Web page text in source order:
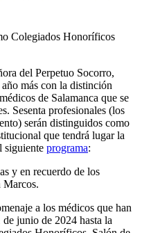
Colegiados Honoríficos
del Perpetuo Socorro,
más con la distinción
de Salamanca que se
Sesenta profesionales (los
serán distinguidos como
que tendrá lugar la
siguiente programa:
y en recuerdo de los
Marcos.
a los médicos que han
junio de 2024 hasta la